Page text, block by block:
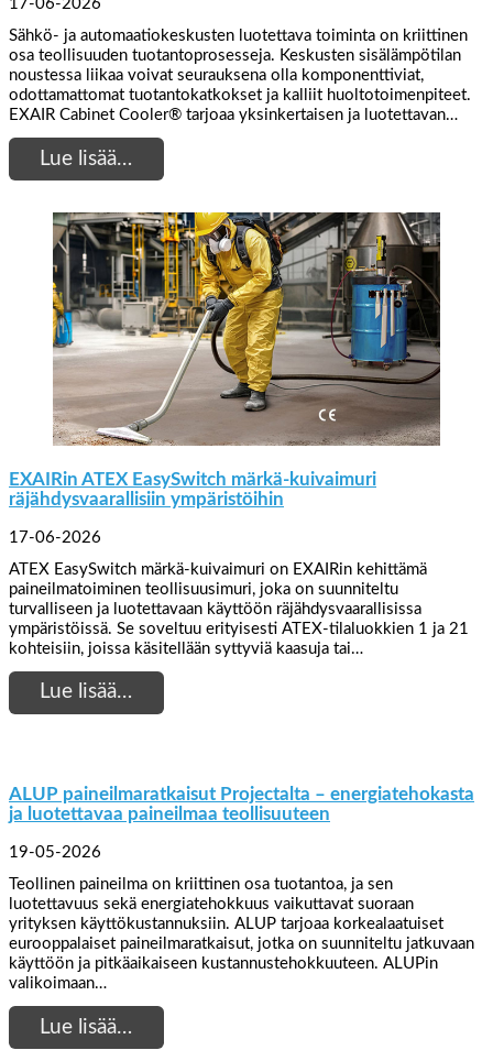
17-06-2026
Sähkö- ja automaatiokeskusten luotettava toiminta on kriittinen
osa teollisuuden tuotantoprosesseja. Keskusten sisälämpötilan
noustessa liikaa voivat seurauksena olla komponenttiviat,
odottamattomat tuotantokatkokset ja kalliit huoltotoimenpiteet.
EXAIR Cabinet Cooler® tarjoaa yksinkertaisen ja luotettavan…
Lue lisää…
EXAIRin ATEX EasySwitch märkä-kuivaimuri
räjähdysvaarallisiin ympäristöihin
17-06-2026
ATEX EasySwitch märkä-kuivaimuri on EXAIRin kehittämä
paineilmatoiminen teollisuusimuri, joka on suunniteltu
turvalliseen ja luotettavaan käyttöön räjähdysvaarallisissa
ympäristöissä. Se soveltuu erityisesti ATEX-tilaluokkien 1 ja 21
kohteisiin, joissa käsitellään syttyviä kaasuja tai…
Lue lisää…
ALUP paineilmaratkaisut Projectalta – energiatehokasta
ja luotettavaa paineilmaa teollisuuteen
19-05-2026
Teollinen paineilma on kriittinen osa tuotantoa, ja sen
luotettavuus sekä energiatehokkuus vaikuttavat suoraan
yrityksen käyttökustannuksiin. ALUP tarjoaa korkealaatuiset
eurooppalaiset paineilmaratkaisut, jotka on suunniteltu jatkuvaan
käyttöön ja pitkäaikaiseen kustannustehokkuuteen. ALUPin
valikoimaan…
Lue lisää…